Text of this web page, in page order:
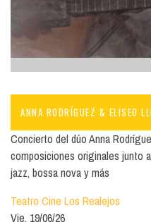
ANNA RODRÍGUEZ & ELISEO
Concierto del dúo Anna
composiciones originales junto
jazz, bossa nova y más
Teatro Cine Los Realejos
Vie, 19/06/26